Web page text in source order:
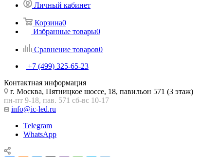
Личный кабинет
Корзина0
Избранные товары0
Сравнение товаров0
+7 (499) 325-65-23
Контактная информация
г. Москва, Пятницкое шоссе, 18, павильон 571 (3 этаж)
пн-пт 9-18, пав. 571 сб-вс 10-17
info@ic-led.ru
Telegram
WhatsApp